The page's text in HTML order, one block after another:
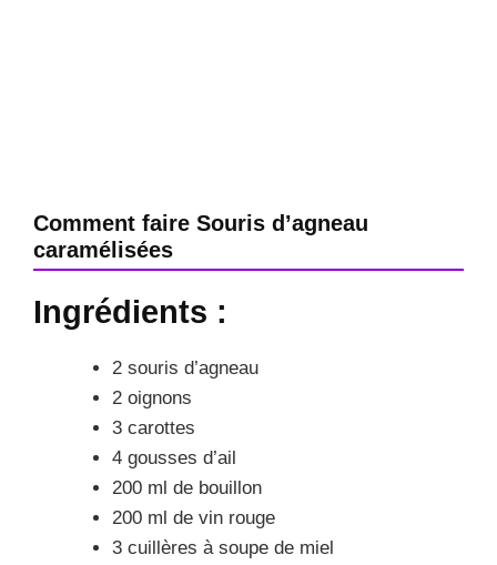
Comment faire Souris d’agneau
caramélisées
Ingrédients :
2 souris d’agneau
2 oignons
3 carottes
4 gousses d’ail
200 ml de bouillon
200 ml de vin rouge
3 cuillères à soupe de miel